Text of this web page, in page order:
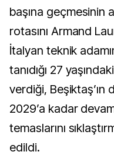
başına geçmesinin
rotasını Armand
İtalyan teknik
tanıdığı 27
verdiği, Beşiktaş’ın
2029’a kadar
temaslarını
edildi.